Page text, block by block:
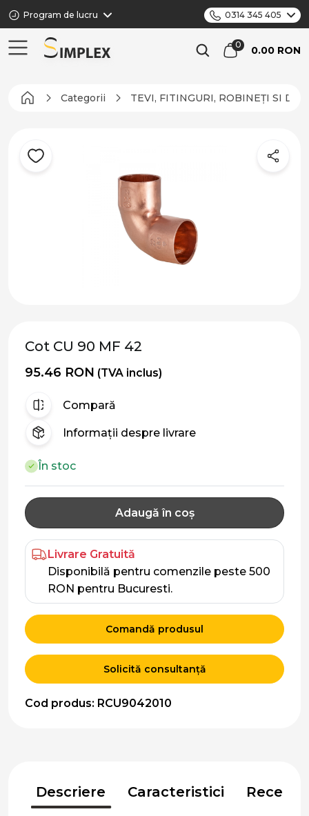
Program de lucru 0314 345 405
0.00 RON
Categorii TEVI, FITINGURI, ROBINEȚI SI
Cot CU 90 MF 42
95.46 RON (TVA inclus)
Compară
Informații despre livrare
În stoc
Adaugă în coș
Livrare Gratuită
Disponibilă pentru comenzile peste 500
RON pentru Bucuresti.
Comandă produsul
Solicită consultanță
Cod produs: RCU9042010
Descriere Caracteristici